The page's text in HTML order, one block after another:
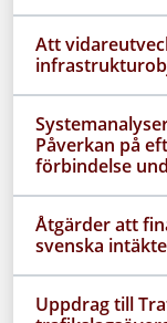
Att
Påverkan på
förbindelse
Åtgärder att
svenska
Uppdrag till